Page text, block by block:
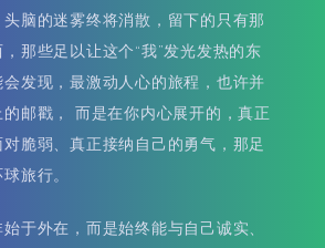
脑的迷雾终将消散，留下的只有那
那些足以让这个“我”发光发热的东
发现，最激动人心的旅程，也许并
邮戳， 而是在你内心展开的，真正
脆弱、真正接纳自己的勇气，那足
旅行。
于外在，而是始终能与自己诚实、